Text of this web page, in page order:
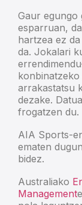
Gaur egungo
esparruan,
hartzea ez
da. Jokalari
konbinatzeko
arrakastatsu
dezake.
frogatzen du.
AIA Sports-
ematen
bidez.
Australiako
Management